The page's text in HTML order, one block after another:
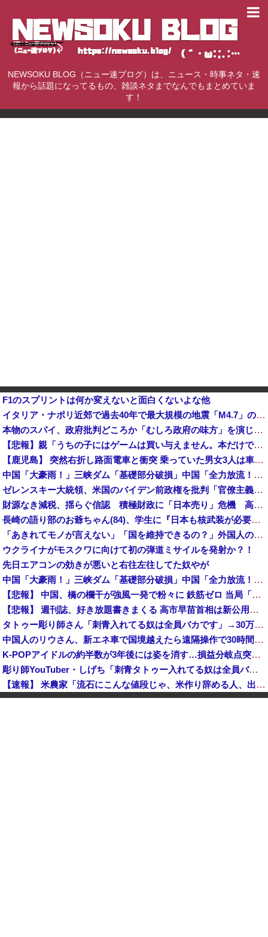
NEWSOKU BLOG（ニュー速ブログ）は、ニュース・時事ネタ・速
報から話題になってるもの、雑談ネタまでなんでもまとめていま
す！
F1のスプリントは何か変えないと面白くないよな他
イタリア・ナポリ近郊で過去40年で最大規模の地震「M4.7」の揺れを観測
本物のスパイ、政府批判どころか「むしろ政府の味方」を演じて潜伏することが判明
【悲報】親「うちの子にはゲームは買い与えません。本だけで十分」→結果ｗｗｗ
【鹿児島】 突然右折し路面電車と衝突 乗っていた男女3人は車を放置しダッシュで逃走中
中国「大豪雨！」三峡ダム「基礎部分破損」中国「全力放流！」台風13号「中国上陸予測」台風15号「中国接近（画像」中国「台風同時上陸！（穀物生産が壊滅危機」→
ゼレンスキー大統領、米国のバイデン前政権を批判「官僚主義だった」
財源なき減税、揺らぐ信認 積極財政に「日本売り」危機 高市政権「悲願」に固執
長崎の語り部のお爺ちゃん(84)、学生に『日本も核武装が必要』と言われびっくり
「あきれてモノが言えない」「国を維持できるの？」外国人の永住許可要件の厳格化で在日中国人の本音は？
ウクライナがモスクワに向けて初の弾道ミサイルを発射か？！
先日エアコンの効きが悪いと右往左往してた奴やが
中国「大豪雨！」三峡ダム「基礎部分破損」中国「全力放流！」台風13号「中国上陸予測」台風15号「中国接近（画像」中国「台風同時上陸！（穀物生産が壊滅危機」→
【悲報】 中国、橋の欄干が強風一発で粉々に 鉄筋ゼロ 当局「接着剤でくっつけただけ」「正常で、品質問題はない」
【悲報】 週刊誌、好き放題書きまくる 高市早苗首相は新公用車の贅を尽くした後部座席でたばこを吸うのが至福の時間「どんどん延びる乗車時間」
タトゥー彫り師さん「刺青入れてる奴は全員バカです」→30万再生ｗｗｗｗｗｗ
中国人のリウさん、新エネ車で国境越えたら遠隔操作で30時間ロックされる！
K-POPアイドルの約半数が3年後には姿を消す…損益分岐点突破は4％未満
彫り師YouTuber・しげち「刺青タトゥー入れてる奴は全員バカです」「すごい民度低い」「5000円好きなんすよ、バカって」
【速報】 米農家「流石にこんな値段じゃ、米作り辞める人、出るんじゃないかなあ？？」
【悲報】 中国、橋の欄干が強風一発で粉々に 鉄筋ゼロ 当局「接着剤でくっつけただけ」「正常で、品質問題はない」